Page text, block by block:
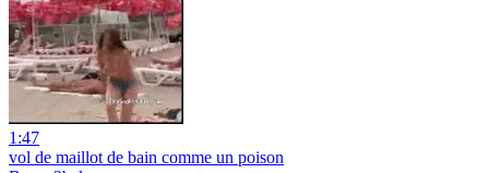
1:47
vol de maillot de bain comme un poison